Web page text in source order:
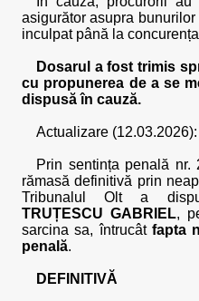
asigurător asupra
inculpat până la
Dosarul a fost trimis
cu propunerea de a se
dispusă în cauză.
Actualizare (12.03.2026):
Prin sentința penală nr.
rămasă definitivă prin
Tribunalul Olt a
TRUȚESCU GABRIEL,
sarcina sa, întrucât fapta
penală.
DEFINITIVĂ